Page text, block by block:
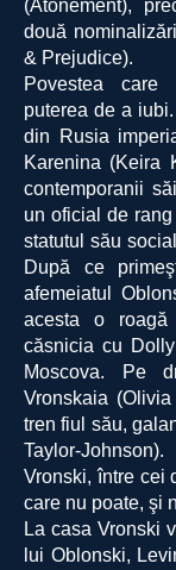
(Atonement),
două
& Prejudice).
Povestea care
puterea de a
din Rusia
Karenina (Keira
contemporanii
un oficial de
statutul său
După ce
afemeiatul
acesta o
căsnicia cu
Moscova. Pe
Vronskaia
tren fiul său,
Taylor-
Vronski, între cei
care nu poate, şi
La casa Vronski
lui Oblonski,